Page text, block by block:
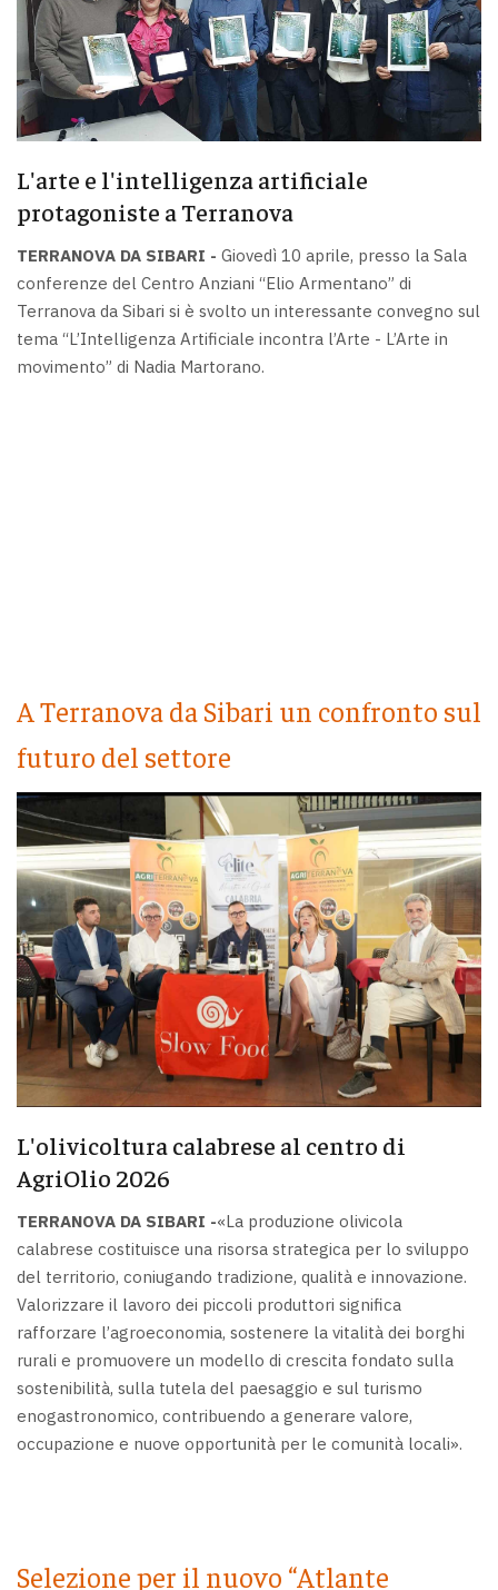
L'arte e l'intelligenza artificiale
protagoniste a Terranova
TERRANOVA DA SIBARI - Giovedì 10 aprile, presso la Sala
conferenze del Centro Anziani “Elio Armentano” di
Terranova da Sibari si è svolto un interessante convegno sul
tema “L’Intelligenza Artificiale incontra l’Arte - L’Arte in
movimento” di Nadia Martorano.
A Terranova da Sibari un confronto sul
futuro del settore
L'olivicoltura calabrese al centro di
AgriOlio 2026
TERRANOVA DA SIBARI -«La produzione olivicola
calabrese costituisce una risorsa strategica per lo sviluppo
del territorio, coniugando tradizione, qualità e innovazione.
Valorizzare il lavoro dei piccoli produttori significa
rafforzare l’agroeconomia, sostenere la vitalità dei borghi
rurali e promuovere un modello di crescita fondato sulla
sostenibilità, sulla tutela del paesaggio e sul turismo
enogastronomico, contribuendo a generare valore,
occupazione e nuove opportunità per le comunità locali».
Selezione per il nuovo “Atlante